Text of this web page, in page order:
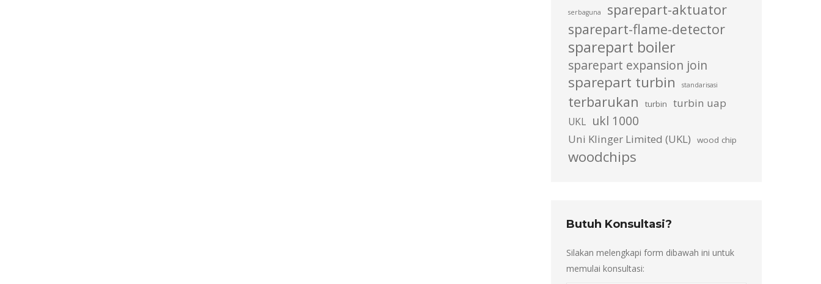
serbaguna
sparepart-aktuator
sparepart-flame-detector
sparepart boiler
sparepart expansion join
sparepart turbin standarisasi
terbarukan turbin turbin uap
UKL ukl 1000
Uni Klinger Limited (UKL) wood chip
woodchips
Butuh Konsultasi?
Silakan melengkapi form dibawah ini untuk
memulai konsultasi: